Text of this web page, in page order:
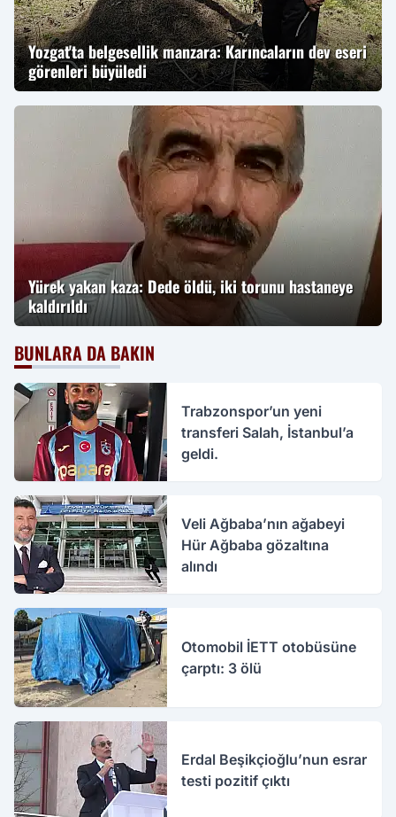
Yozgat'ta belgesellik manzara: Karıncaların dev eseri
görenleri büyüledi
Yürek yakan kaza: Dede öldü, iki torunu hastaneye
kaldırıldı
BUNLARA DA BAKIN
Trabzonspor’un yeni
transferi Salah, İstanbul’a
geldi.
Veli Ağbaba’nın ağabeyi
Hür Ağbaba gözaltına
alındı
Otomobil İETT otobüsüne
çarptı: 3 ölü
Erdal Beşikçioğlu’nun esrar
testi pozitif çıktı